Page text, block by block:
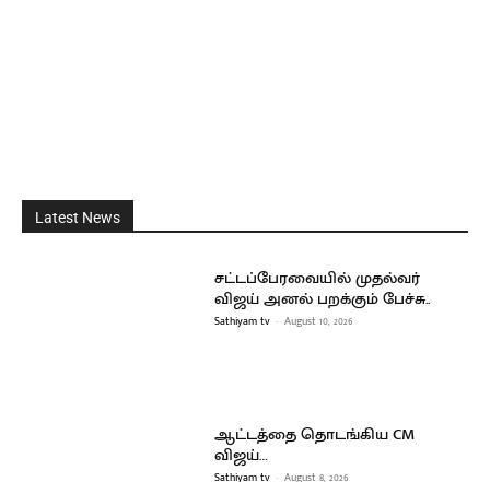
Latest News
சட்டப்பேரவையில் முதல்வர்
விஜய் அனல் பறக்கும் பேச்சு..
Sathiyam tv - August 10, 2026
ஆட்டத்தை தொடங்கிய CM
விஜய்…
Sathiyam tv - August 8, 2026